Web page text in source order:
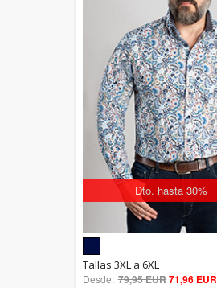
Dto. hasta 30%
5.00
out of 5
Tallas 3XL a 6XL
Desde: 79,95 EUR71,96 EUR